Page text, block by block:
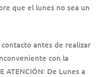
que el lunes no sea un
antes de realizar
con la
ATENCIÓN: De Lunes a